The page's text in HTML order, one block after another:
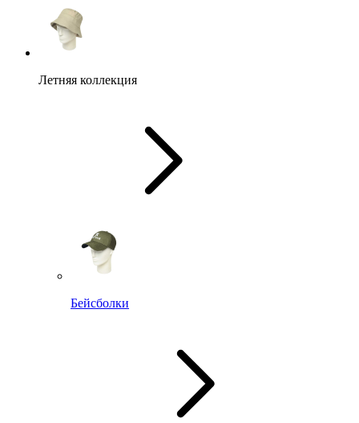
Летняя коллекция
Бейсболки